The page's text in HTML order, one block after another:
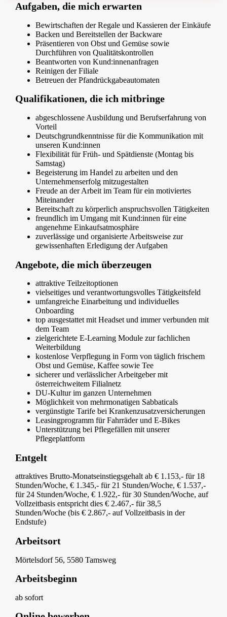
Aufgaben, die mich erwarten
Bewirtschaften der Regale und Kassieren der Einkäufe
Backen und Bereitstellen der Backware
Präsentieren von Obst und Gemüse sowie
Durchführen von Qualitätskontrollen
Beantworten von Kund:innenanfragen
Reinigen der Filiale
Betreuen der Pfandrückgabeautomaten
Qualifikationen, die ich mitbringe
abgeschlossene Ausbildung und Berufserfahrung von
Vorteil
Deutschgrundkenntnisse für die Kommunikation mit
unseren Kund:innen
Flexibilität für Früh- und Spätdienste (Montag bis
Samstag)
Begeisterung im Handel zu arbeiten und den
Unternehmenserfolg mitzugestalten
Freude an der Arbeit im Team für ein motiviertes
Miteinander
Bereitschaft zu körperlich anspruchsvollen Tätigkeiten
freundlich im Umgang mit Kund:innen für eine
angenehme Einkaufsatmosphäre
zuverlässige und organisierte Arbeitsweise zur
gewissenhaften Erledigung der Aufgaben
Angebote, die mich überzeugen
attraktive Teilzeitoptionen
vielseitiges und verantwortungsvolles Tätigkeitsfeld
umfangreiche Einarbeitung und individuelles
Onboarding
top ausgestattet mit Headset und immer verbunden mit
dem Team
zielgerichtete E-Learning Module zur fachlichen
Weiterbildung
kostenlose Verpflegung in Form von täglich frischem
Obst und Gemüse, Kaffee sowie Tee
sicherer und verlässlicher Arbeitgeber mit
österreichweitem Filialnetz
DU-Kultur im ganzen Unternehmen
Möglichkeit von mehrmonatigen Sabbaticals
vergünstigte Tarife bei Krankenzusatzversicherungen
Leasingprogramm für Fahrräder und E-Bikes
Unterstützung bei Pflegefällen mit unserer
Pflegeplattform
Entgelt
attraktives Brutto-Monatseinstiegsgehalt ab € 1.153,- für 18
Stunden/Woche, € 1.345,- für 21 Stunden/Woche, € 1.537,-
für 24 Stunden/Woche, € 1.922,- für 30 Stunden/Woche, auf
Vollzeitbasis entspricht dies € 2.467,- für 38,5
Stunden/Woche (bis € 2.867,- auf Vollzeitbasis in der
Endstufe)
Arbeitsort
Mörtelsdorf 56, 5580 Tamsweg
Arbeitsbeginn
ab sofort